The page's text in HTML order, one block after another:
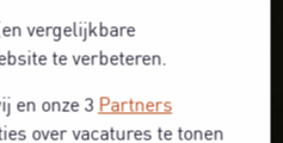
vergelijkbare
te verbeteren.
en onze 3Partners
over vacatures te tonen